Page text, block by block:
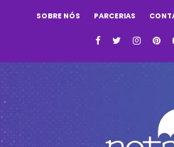
SOBRE NÓS PARCERIAS